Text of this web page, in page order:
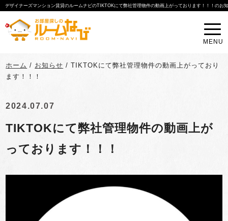
デザイナーズマンション賃貸のルームナビのTIKTOKにて弊社管理物件の動画上がっております！！！のお
MENU
ホーム / お知らせ /TIKTOKにて弊社管理物件の動画上がっており
ます！！！
2024.07.07
TIKTOKにて弊社管理物件の動画上が
っております！！！